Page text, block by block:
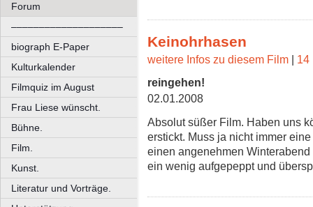
Forum
––––––––––––––––––––
biograph E-Paper
Kulturkalender
Filmquiz im August
Frau Liese wünscht.
Bühne.
Film.
Kunst.
Literatur und Vorträge.
Keinohrhasen
weitere Infos zu diesem Film | 14
reingehen!
02.01.2008
Absolut süßer Film. Haben uns
erstickt. Muss ja nicht immer
einen angenehmen
ein wenig aufgepeppt und